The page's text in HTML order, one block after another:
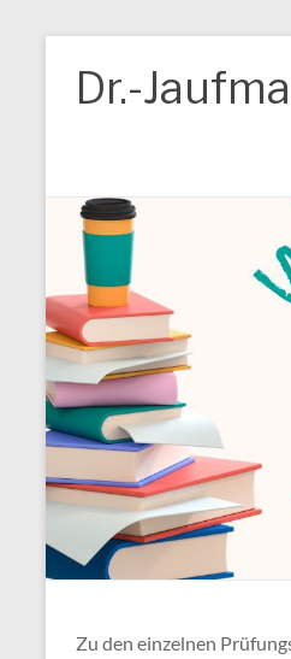
Inhalt
springen
Dr.-
Zu den einzelnen